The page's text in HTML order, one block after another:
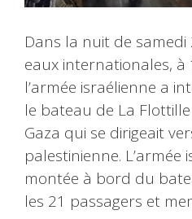
Dans la nuit de
eaux internationales, à
l’armée israélienne a
le bateau de La
Gaza qui se dirigeait
palestinienne. L’armée
montée à bord du
les 21 passagers et